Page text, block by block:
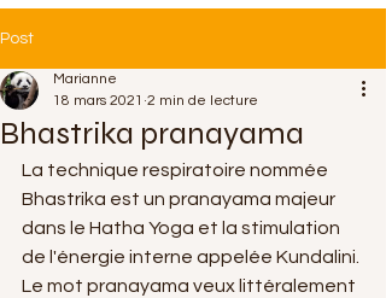
Post
Bhastrika pranayama
Marianne
18 mars 2021 2 min de lecture
La technique respiratoire nommée
Bhastrika est un pranayama majeur
dans le Hatha Yoga et la stimulation
de l'énergie interne appelée Kundalini.
Le mot pranayama veux littéralement